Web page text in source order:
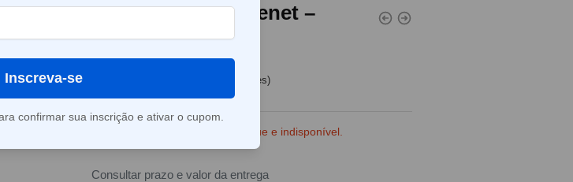
Kit Pod Caliburn Tenet –
Uwell
avaliações de clientes)
Este produto está fora de estoque e indisponível.
Consultar prazo e valor da entrega
Inscreva-se
confirmar sua inscrição e ativar o cupom.